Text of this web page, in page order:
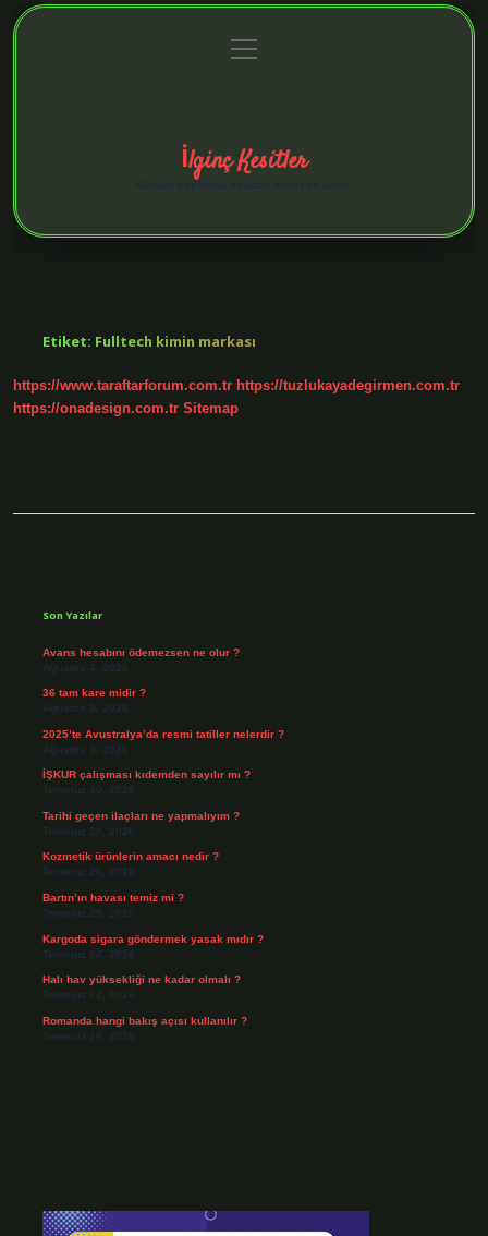
Gizlilik Politikası
menüyü
aç
İlginç Kesitler
Etiket: Fulltech kimin markası
https://www.taraftarforum.com.tr https://tuzlukayadegirmen.com.tr
https://onadesign.com.tr Sitemap
Son Yazılar
Avans hesabını ödemezsen ne olur ?
Ağustos 4, 2026
36 tam kare midir ?
Ağustos 3, 2026
2025’te Avustralya’da resmi tatiller nelerdir ?
Ağustos 3, 2026
İŞKUR çalışması kıdemden sayılır mı ?
Temmuz 30, 2026
Tarihi geçen ilaçları ne yapmalıyım ?
Temmuz 28, 2026
Kozmetik ürünlerin amacı nedir ?
Temmuz 26, 2026
Bartın’ın havası temiz mi ?
Temmuz 25, 2026
Kargoda sigara göndermek yasak mıdır ?
Temmuz 24, 2026
Halı hav yüksekliği ne kadar olmalı ?
Temmuz 22, 2026
Romanda hangi bakış açısı kullanılır ?
Temmuz 18, 2026